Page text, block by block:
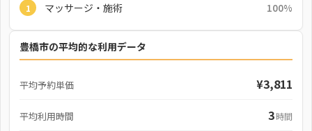
1 マッサージ・施術 100%
豊橋市の平均的な利用データ
平均予約単価 ¥3,811
平均利用時間 3時間